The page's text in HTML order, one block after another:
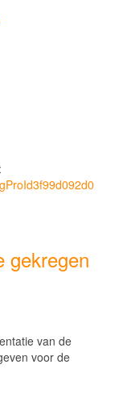
gekregen
van de
voor de